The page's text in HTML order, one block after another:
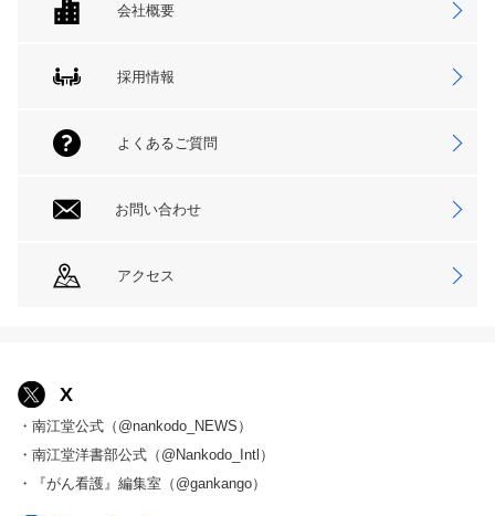
会社概要
採用情報
よくあるご質問
お問い合わせ
アクセス
X
・南江堂公式（@nankodo_NEWS）
・南江堂洋書部公式（@Nankodo_Intl）
・『がん看護』編集室（@gankango）